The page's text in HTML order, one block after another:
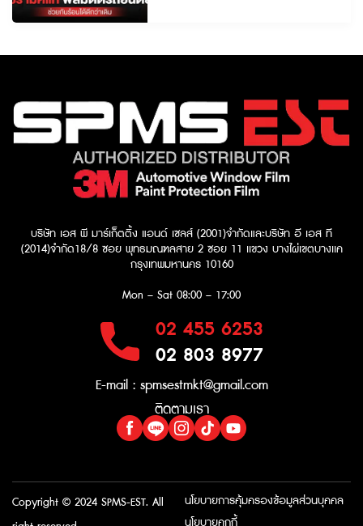
บริษัท เอส พี มาร์เก็ตติ้ง แอนด์ เซลส์ (2001)จำกัดและบริษัท อี เอส ที
(2014)จำกัด​18/8 ซอย พุทธมณฑลสาย 2 ซอย 11 เเขวง บางไผ่เขตบางเเค
กรุงเทพมหานคร 10160
Mon – Sat 08:00 – 17:00
02 455 6253
02 803 8977
E-mail : spmsestmkt@gmail.com
ติดตามเรา
Copyright © 2024 SPMS-EST. All
นโยบายการคุ้มครองข้อมูลส่วนบุคคล
นโยบายคุกกี้